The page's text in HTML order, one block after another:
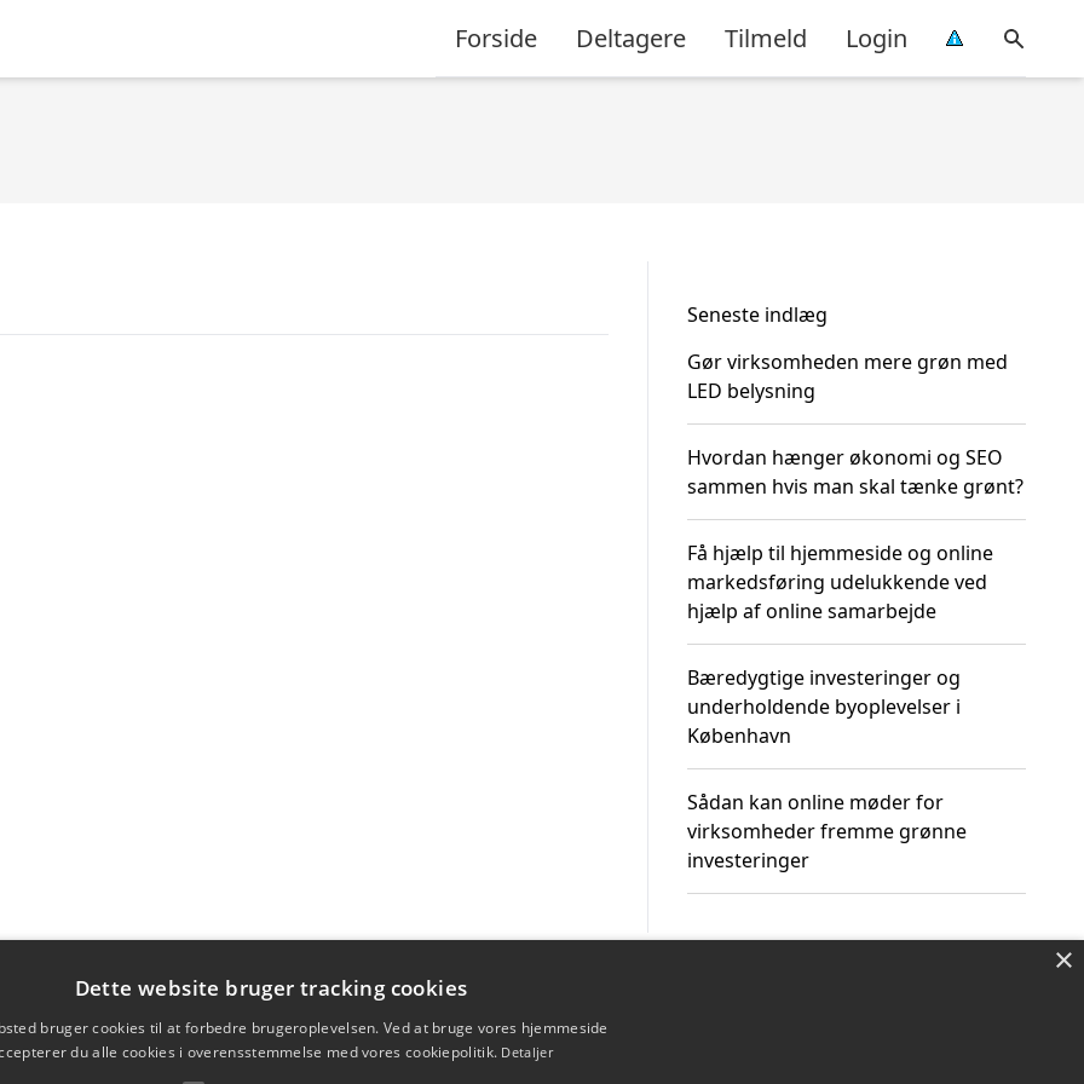
Forside Deltagere Tilmeld Login
Seneste indlæg
Gør virksomheden mere grøn med
LED belysning
Hvordan hænger økonomi og SEO
sammen hvis man skal tænke grønt?
Få hjælp til hjemmeside og online
markedsføring udelukkende ved
hjælp af online samarbejde
Bæredygtige investeringer og
underholdende byoplevelser i
København
Sådan kan online møder for
virksomheder fremme grønne
investeringer
×
Dette website bruger tracking cookies
bruger cookies til at forbedre brugeroplevelsen. Ved at bruge vores hjemmeside
du alle cookies i overensstemmelse med vores cookiepolitik. Detaljer